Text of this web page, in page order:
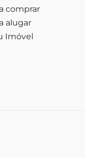
comprar
alugar
Imóvel